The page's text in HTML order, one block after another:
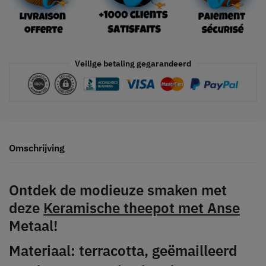
Veilige betaling gegarandeerd
Omschrijving
Ontdek de modieuze smaken met
deze Keramische theepot met Anse
Metaal!
Materiaal: terracotta, geëmailleerd